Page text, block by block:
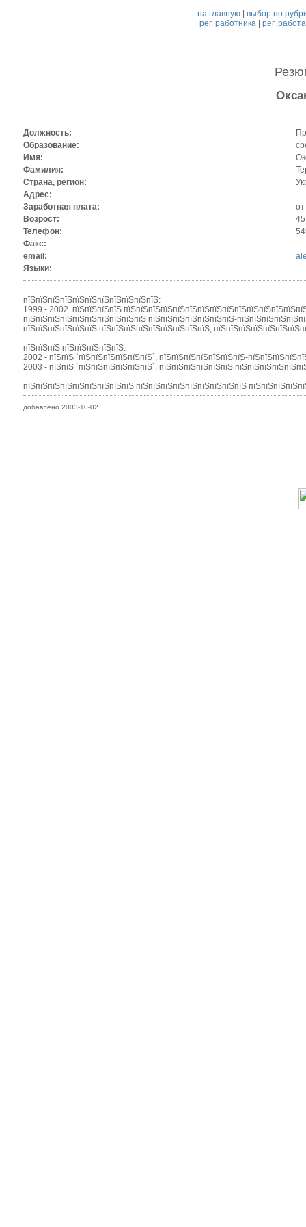
на главную |выбор по
рег. работника| рег.
Должность:
Образование:
Имя:
Фамилия:
Страна, регион:
Адрес:
Заработная плата:
Возрост:
45
Телефон:
Факс:
email:
Языки:
пїЅпїЅпїЅпїЅпїЅпїЅпїЅпїЅпїЅпїЅпїЅ:
1999 - 2002. пїЅпїЅпїЅпїЅ
пїЅпїЅпїЅпїЅпїЅпїЅпїЅпїЅпїЅпїЅ пїЅпїЅпїЅпїЅпїЅпїЅпїЅ-
пїЅпїЅпїЅпїЅпїЅпїЅ пїЅпїЅпїЅпїЅпїЅпїЅпїЅпїЅпїЅ,
пїЅпїЅпїЅ пїЅпїЅпїЅпїЅпїЅ:
2002 - пїЅпїЅ `пїЅпїЅпїЅпїЅпїЅпїЅ`, пїЅпїЅпїЅпїЅпїЅпїЅпїЅ-
2003 - пїЅпїЅ `пїЅпїЅпїЅпїЅпїЅпїЅ`, пїЅпїЅпїЅпїЅпїЅпїЅ
пїЅпїЅпїЅпїЅпїЅпїЅпїЅпїЅпїЅ пїЅпїЅпїЅпїЅпїЅпїЅпїЅпїЅпїЅ
добавлено 2003-10-02